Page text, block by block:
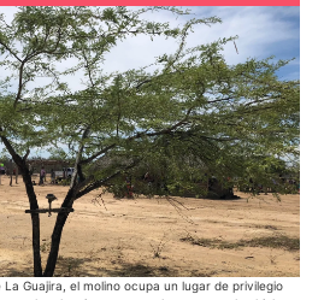
Guajira, el molino ocupa un lugar de privilegio